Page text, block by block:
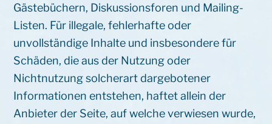
Gästebüchern, Diskussionsforen und Mailing-
Listen. Für illegale, fehlerhafte oder
unvollständige Inhalte und insbesondere für
Schäden, die aus der Nutzung oder
Nichtnutzung solcherart dargebotener
Informationen entstehen, haftet allein der
Anbieter der Seite, auf welche verwiesen wurde,